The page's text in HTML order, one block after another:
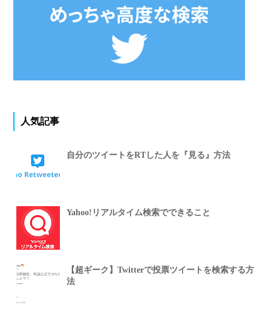
人気記事
自分のツイートをRTした人を『見る』方法
Yahoo!リアルタイム検索でできること
【超ギーク】Twitterで投票ツイートを検索する方
法